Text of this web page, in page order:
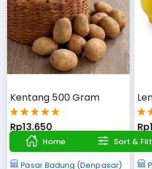
Kentang 500 Gram
Rp13.650
Per 500 gram
Pasar Badung (Denpasar)
Home Sort &